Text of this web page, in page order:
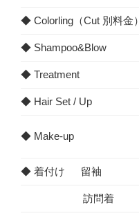
◆ Colorling（Cut 別料金）
◆ Shampoo&Blow
◆ Treatment
◆ Hair Set / Up
◆ Make-up
◆ 着付け 留袖
訪問着